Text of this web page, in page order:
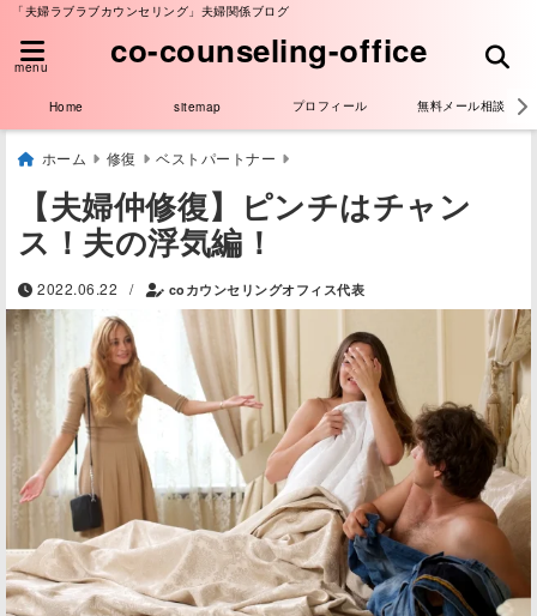
「夫婦ラブラブカウンセリング」夫婦関係ブログ
menu co-counseling-office
Home sitemap プロフィール 無料メール相談
ホーム 修復 ベストパートナー
【夫婦仲修復】ピンチはチャン
ス！夫の浮気編！
2022.06.22 / coカウンセリングオフィス代表